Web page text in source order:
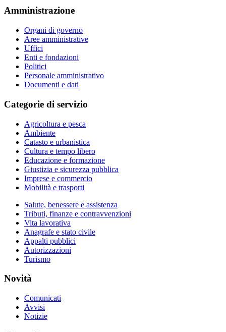
Amministrazione
Organi di governo
Aree amministrative
Uffici
Enti e fondazioni
Politici
Personale amministrativo
Documenti e dati
Categorie di servizio
Agricoltura e pesca
Ambiente
Catasto e urbanistica
Cultura e tempo libero
Educazione e formazione
Giustizia e sicurezza pubblica
Imprese e commercio
Mobilità e trasporti
Salute, benessere e assistenza
Tributi, finanze e contravvenzioni
Vita lavorativa
Anagrafe e stato civile
Appalti pubblici
Autorizzazioni
Turismo
Novità
Comunicati
Avvisi
Notizie